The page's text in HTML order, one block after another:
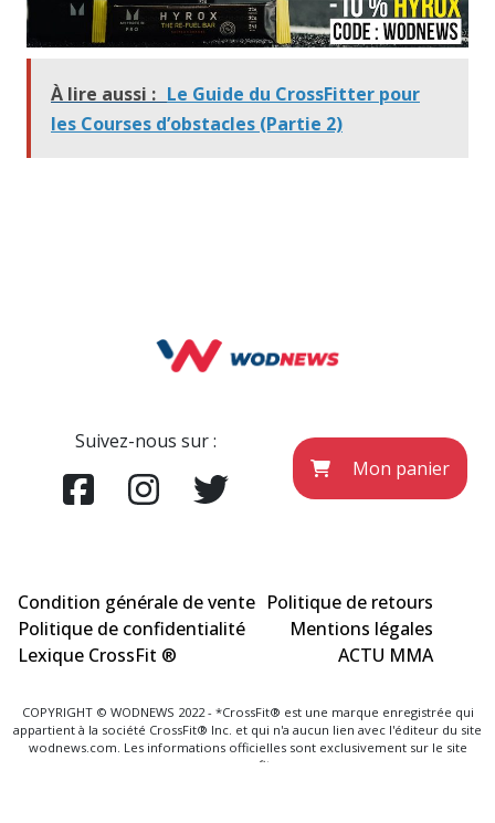
À lire aussi : Le Guide du CrossFitter pour
les Courses d’obstacles (Partie 2)
Suivez-nous sur :
Mon panier
Condition générale de vente Politique de retours
Politique de confidentialité
Mentions légales
Lexique CrossFit ®
ACTU MMA
COPYRIGHT © WODNEWS 2022 - *CrossFit® est une marque enregistrée qui
appartient à la société CrossFit® Inc. et qui n'a aucun lien avec l'éditeur du site
wodnews.com. Les informations officielles sont exclusivement sur le site
www.crossfit.com